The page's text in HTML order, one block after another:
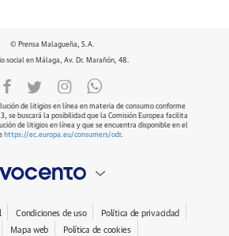
© Prensa Malagueña, S.A.
social en Málaga, Av. Dr. Marañón, 48.
de litigios en línea en materia de consumo conforme
se buscará la posibilidad que la Comisión Europea facilita
de litigios en línea y que se encuentra disponible en el
https://ec.europa.eu/consumers/odr.
Condiciones de uso
Política de privacidad
Mapa web Política de cookies